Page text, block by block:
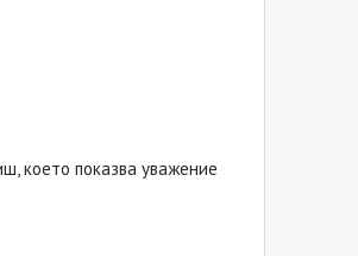
което показва уважение